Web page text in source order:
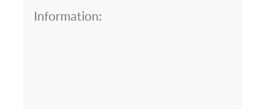
Information: